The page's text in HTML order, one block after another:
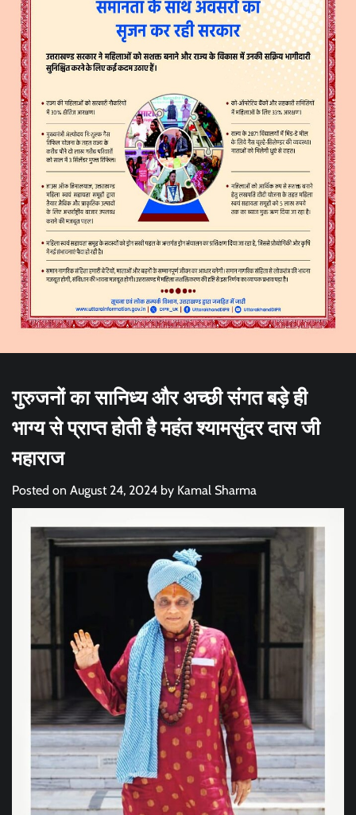
गुरुजनों का सानिध्य और अच्छी संगत बड़े ही
भाग्य से प्राप्त होती है महंत श्यामसुंदर दास जी
महाराज
Posted on August 24, 2024 by Kamal Sharma